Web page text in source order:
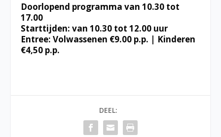
Doorlopend programma van 10.30 tot
17.00
Starttijden: van 10.30 tot 12.00 uur
Entree: Volwassenen €9.00 p.p. | Kinderen
€4,50 p.p.
DEEL: